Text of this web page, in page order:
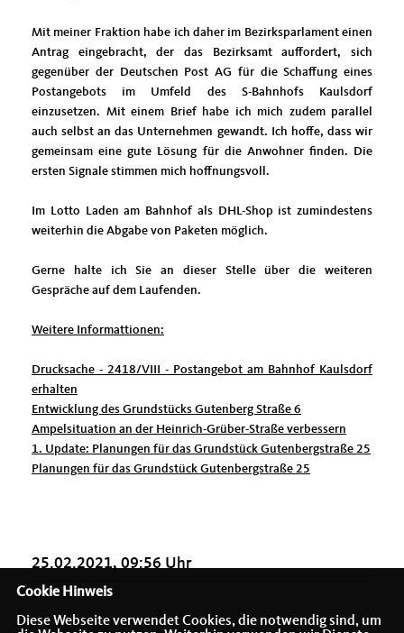
Mit meiner Fraktion habe ich daher im Bezirksparlament einen
Antrag eingebracht, der das Bezirksamt auffordert, sich
gegenüber der Deutschen Post AG für die Schaffung eines
Postangebots im Umfeld des S-Bahnhofs Kaulsdorf
einzusetzen. Mit einem Brief habe ich mich zudem parallel
auch selbst an das Unternehmen gewandt. Ich hoffe, dass wir
gemeinsam eine gute Lösung für die Anwohner finden. Die
ersten Signale stimmen mich hoffnungsvoll.
Im Lotto Laden am Bahnhof als DHL-Shop ist zumindestens
weiterhin die Abgabe von Paketen möglich.
Gerne halte ich Sie an dieser Stelle über die weiteren
Gespräche auf dem Laufenden.
Weitere Informattionen:
Drucksache - 2418/VIII - Postangebot am Bahnhof Kaulsdorf
erhalten
Entwicklung des Grundstücks Gutenberg Straße 6
Ampelsituation an der Heinrich-Grüber-Straße verbessern
1. Update: Planungen für das Grundstück Gutenbergstraße 25
Planungen für das Grundstück Gutenbergstraße 25
25.02.2021, 09:56 Uhr
Cookie Hinweis
Diese Webseite verwendet Cookies, die notwendig sind, um